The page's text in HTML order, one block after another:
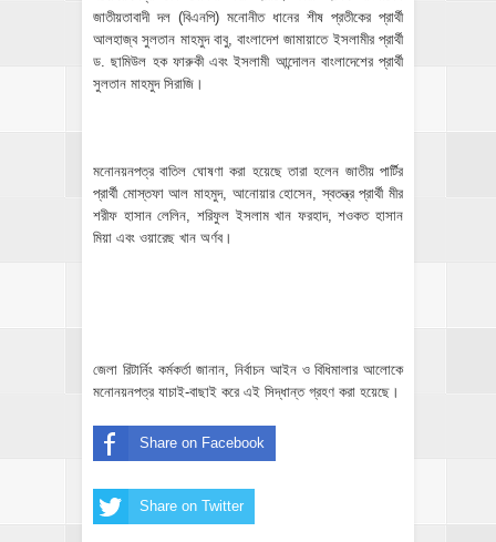
জাতীয়তাবাদী দল (বিএনপি) মনোনীত ধানের শীষ প্রতীকের প্রার্থী
আলহাজ্ব সুলতান মাহমুদ বাবু, বাংলাদেশ জামায়াতে ইসলামীর প্রার্থী
ড. ছামিউল হক ফারুকী এবং ইসলামী আন্দোলন বাংলাদেশের প্রার্থী
সুলতান মাহমুদ সিরাজি।
মনোনয়নপত্র বাতিল ঘোষণা করা হয়েছে তারা হলেন জাতীয় পার্টির
প্রার্থী মোস্তফা আল মাহমুদ, আনোয়ার হোসেন, স্বতন্ত্র প্রার্থী মীর
শরীফ হাসান লেলিন, শরিফুল ইসলাম খান ফরহাদ, শওকত হাসান
মিয়া এবং ওয়ারেছ খান অর্ণব।
জেলা রিটার্নিং কর্মকর্তা জানান, নির্বাচন আইন ও বিধিমালার আলোকে
মনোনয়নপত্র যাচাই-বাছাই করে এই সিদ্ধান্ত গ্রহণ করা হয়েছে।
Share on Facebook
Share on Twitter